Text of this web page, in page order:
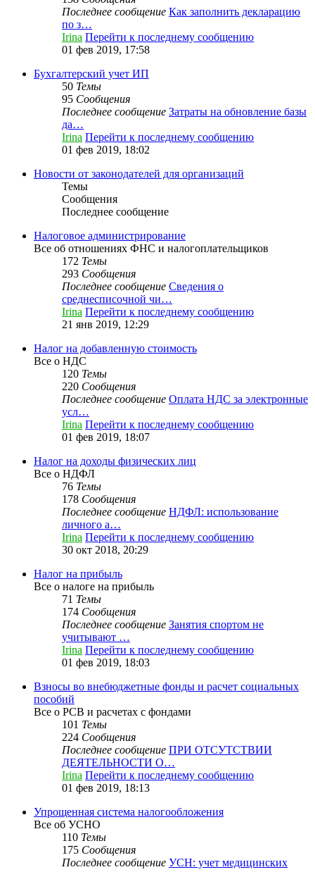
Последнее сообщение Как заполнить декларацию
по з…
Irina Перейти к последнему сообщению
01 фев 2019, 17:58
Бухгалтерский учет ИП
50 Темы
95 Сообщения
Последнее сообщение Затраты на обновление базы
да…
Irina Перейти к последнему сообщению
01 фев 2019, 18:02
Новости от законодателей для организаций
Темы
Сообщения
Последнее сообщение
Налоговое администрирование
Все об отношениях ФНС и налогоплательщиков
172 Темы
293 Сообщения
Последнее сообщение Сведения о
среднесписочной чи…
Irina Перейти к последнему сообщению
21 янв 2019, 12:29
Налог на добавленную стоимость
Все о НДС
120 Темы
220 Сообщения
Последнее сообщение Оплата НДС за электронные
усл…
Irina Перейти к последнему сообщению
01 фев 2019, 18:07
Налог на доходы физических лиц
Все о НДФЛ
76 Темы
178 Сообщения
Последнее сообщение НДФЛ: использование
личного а…
Irina Перейти к последнему сообщению
30 окт 2018, 20:29
Налог на прибыль
Все о налоге на прибыль
71 Темы
174 Сообщения
Последнее сообщение Занятия спортом не
учитывают …
Irina Перейти к последнему сообщению
01 фев 2019, 18:03
Взносы во внебюджетные фонды и расчет социальных
пособий
Все о РСВ и расчетах с фондами
101 Темы
224 Сообщения
Последнее сообщение ПРИ ОТСУТСТВИИ
ДЕЯТЕЛЬНОСТИ О…
Irina Перейти к последнему сообщению
01 фев 2019, 18:13
Упрощенная система налогообложения
Все об УСНО
110 Темы
175 Сообщения
Последнее сообщение УСН: учет медицинских